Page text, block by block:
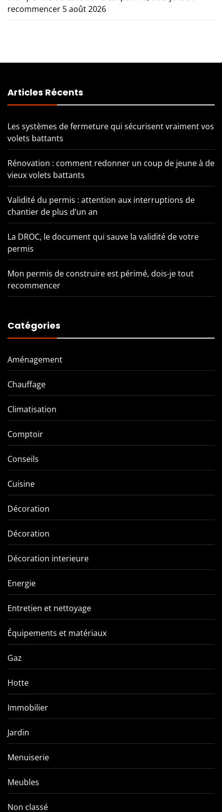
recommencer 5 août 2026
Articles Récents
Les systèmes de fermeture qui sécurisent vraiment vos
volets battants
Rénovation : comment redonner un coup de jeune à de
vieux volets battants
Validité du permis : attention aux interruptions de
chantier de plus d’un an
La DROC, le document qui sauve la validité de votre
permis
Mon permis de construire est périmé, dois-je tout
recommencer
Catégories
Aménagement
Chauffage
Climatisation
Comptoir
Conseils
Cuisine
Décoration
Décoration
Décoration interieure
Energie
Entretien et nettoyage
Équipements et matériaux
Gaz
Hotte
Immobilier
Jardin
Menuiserie
Meubles
Non classé